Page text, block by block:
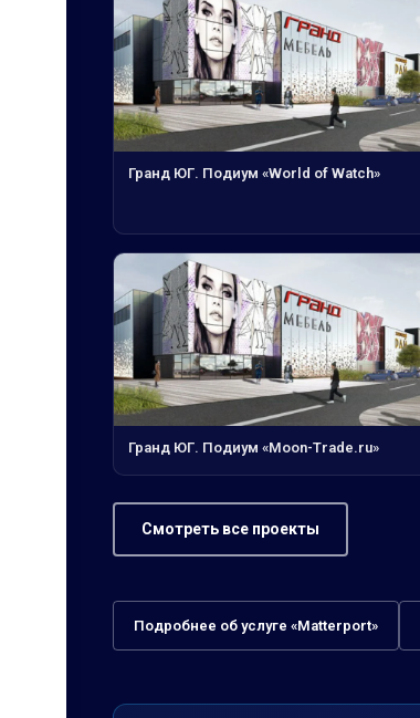
Гранд ЮГ. Подиум «World of Watch»
Гранд ЮГ. Подиум «Moon-Trade.ru»
Смотреть все проекты
Подробнее об услуге «Matterport»